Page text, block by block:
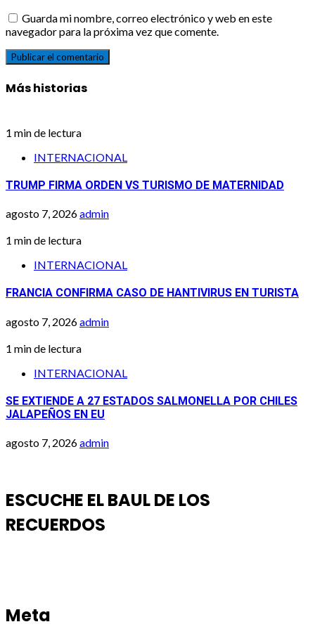
Guarda mi nombre, correo electrónico y web en este
navegador para la próxima vez que comente.
Más historias
1 min de lectura
INTERNACIONAL
TRUMP FIRMA ORDEN VS TURISMO DE MATERNIDAD
agosto 7, 2026admin
1 min de lectura
INTERNACIONAL
FRANCIA CONFIRMA CASO DE HANTIVIRUS EN TURISTA
agosto 7, 2026admin
1 min de lectura
INTERNACIONAL
SE EXTIENDE A 27 ESTADOS SALMONELLA POR CHILES
JALAPEÑOS EN EU
agosto 7, 2026admin
ESCUCHE EL BAUL DE LOS
RECUERDOS
Meta